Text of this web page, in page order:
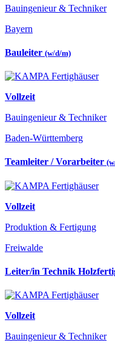
Bauingenieur & Techniker
Bayern
Bauleiter (w/d/m)
Vollzeit
Bauingenieur & Techniker
Baden-Württemberg
Teamleiter / Vorarbeiter
Vollzeit
Produktion & Fertigung
Freiwalde
Leiter/in Technik
Vollzeit
Bauingenieur & Techniker